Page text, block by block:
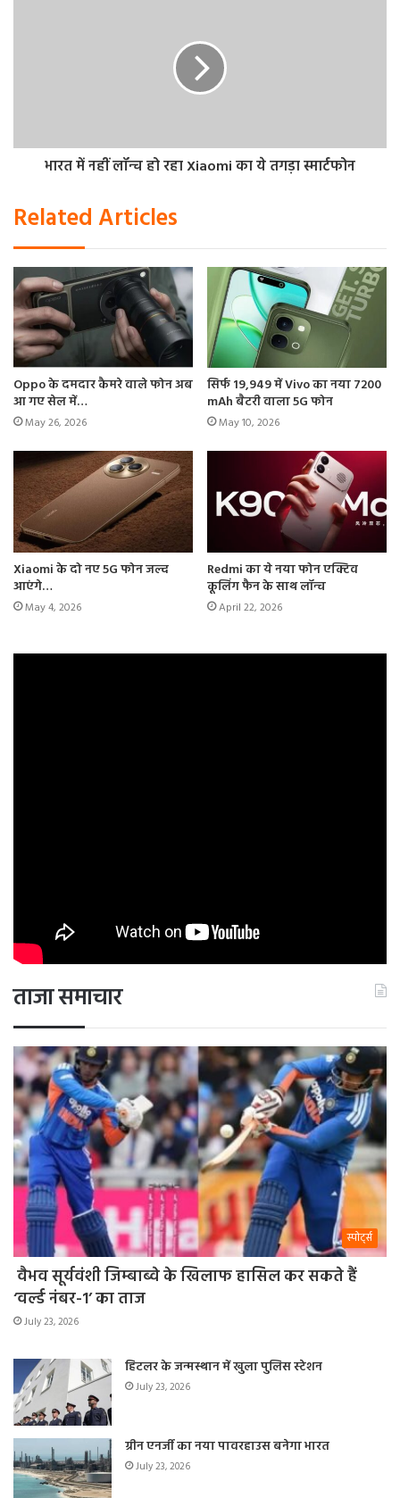
Galaxy F15 5G की कितनी होगी कीमत
हालांकि, कीमत की जानकारी फोन लॉन्च होने पर ही सामने आएगी।
भारत में नहीं लॉन्च हो रहा Xiaomi का ये तगड़ा स्मार्टफोन
Related Articles
Oppo के दमदार कैमरे वाले फोन अब
आ गए सेल में…
May 26, 2026
सिर्फ 19,949 में Vivo का नया 7200
mAh बैटरी वाला 5G फोन
May 10, 2026
Xiaomi के दो नए 5G फोन जल्द
आएंगे…
May 4, 2026
Redmi का ये नया फोन एक्टिव
कूलिंग फैन के साथ लॉन्च
April 22, 2026
ताजा समाचार
स्पोर्ट्स
वैभव सूर्यवंशी जिम्बाब्वे के खिलाफ हासिल कर सकते हैं
‘वर्ल्ड नंबर-1’ का ताज
July 23, 2026
हिटलर के जन्मस्थान में खुला पुलिस स्टेशन
July 23, 2026
ग्रीन एनर्जी का नया पावरहाउस बनेगा भारत
July 23, 2026